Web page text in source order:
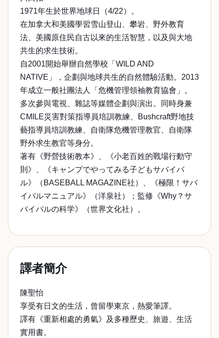
1971年生於世界地球日（4/22）。
在加拿大和美國學習雪山登山、攀岩、野外教育
法、美國原住民自古以來的生活智慧，以及與大地
共生的求生技術。
自2001開始舉辦自然學校「WILD AND
NATIVE」，企劃與地球共生的自然體驗活動。2013
年成立一般社團法人「危機管理領袖教育協會」。
多次參與電視、雜誌等媒體企劃與演出。同時身兼
CMILE災害對策指導員培訓教練、Bushcraft野地技
藝指導員培訓教練、自衛隊危機管理教官、自衛隊
野外求生教官等身分。
著有《野營技術教本》、《小老百姓的戰場行動守
則》、《キャンプでやってみる子どもサバイバ
ル》（BASEBALL MAGAZINE社）、《極限！サバ
イバルマニュアル》（洋泉社）；監修《Why？サ
バイバルの科学》（世界文化社）。
譯者簡介
陳聖怡
享受有日文的生活，曾留學東京，熱愛筆譯。
譯有《重新相處的勇氣》及多種歷史、旅遊、生活
實用書。